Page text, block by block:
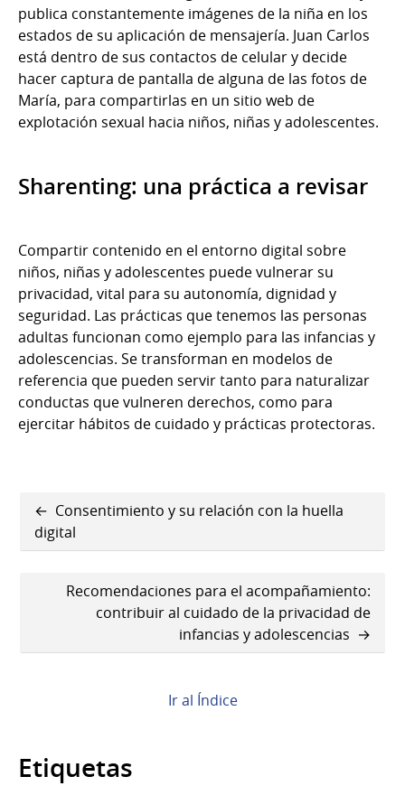
publica constantemente imágenes de la niña en los
estados de su aplicación de mensajería. Juan Carlos
está dentro de sus contactos de celular y decide
hacer captura de pantalla de alguna de las fotos de
María, para compartirlas en un sitio web de
explotación sexual hacia niños, niñas y adolescentes.
Sharenting: una práctica a revisar
Compartir contenido en el entorno digital sobre
niños, niñas y adolescentes puede vulnerar su
privacidad, vital para su autonomía, dignidad y
seguridad. Las prácticas que tenemos las personas
adultas funcionan como ejemplo para las infancias y
adolescencias. Se transforman en modelos de
referencia que pueden servir tanto para naturalizar
conductas que vulneren derechos, como para
ejercitar hábitos de cuidado y prácticas protectoras.
Enlaces
transversales
Book
Sharenting:
querer,
Consentimiento y su relación con la huella
digital
Recomendaciones para el acompañamiento:
contribuir al cuidado de la privacidad de
infancias y adolescencias
Ir al Índice
Etiquetas